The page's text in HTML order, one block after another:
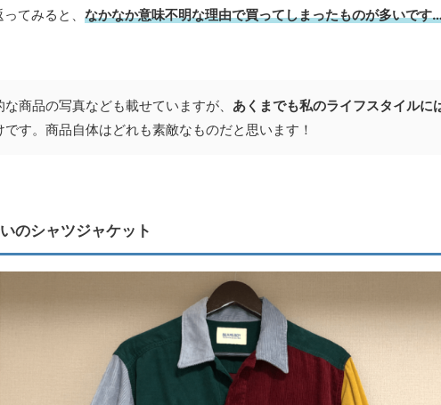
てみると、 なかなか意味不明な理由で買ってしまったものが多いです
な商品の写真なども載せていますが、 あくまでも私のライフスタイルに
です。商品自体はどれも素敵なものだと思います！
のシャツジャケット